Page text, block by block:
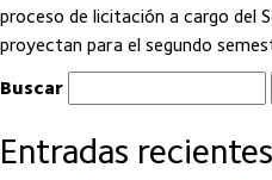
proceso de licitación a cargo del
proyectan para el segundo
Buscar
Entradas recientes